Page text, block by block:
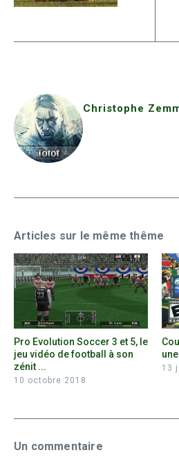
Christophe
Articles sur le même thême
Pro Evolution Soccer 3 et 5, le
jeu vidéo de football à son
zénit ...
10 octobre 2018
13
Un commentaire